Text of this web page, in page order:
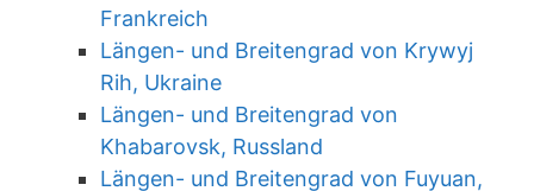
Frankreich
Längen- und Breitengrad von Krywyj
Rih, Ukraine
Längen- und Breitengrad von
Khabarovsk, Russland
Längen- und Breitengrad von Fuyuan,